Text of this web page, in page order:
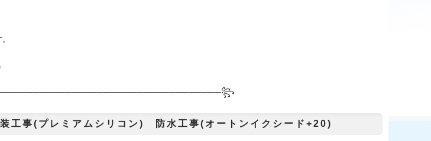
───────────꧂
工事(プレミアムシリコン) 防水工事(オートンイクシード+20)